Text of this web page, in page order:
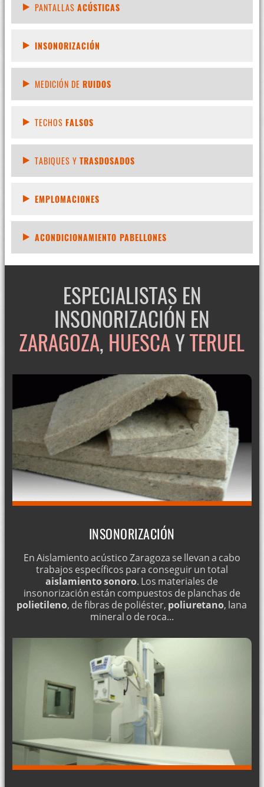
PANTALLAS ACÚSTICAS
INSONORIZACIÓN
MEDICIÓN DE RUIDOS
TECHOS FALSOS
TABIQUES Y TRASDOSADOS
EMPLOMACIONES
ACONDICIONAMIENTO PABELLONES
ESPECIALISTAS EN
INSONORIZACIÓN EN
ZARAGOZA, HUESCAYTERUEL
INSONORIZACIÓN
En Aislamiento acústico Zaragoza se llevan a cabo
trabajos específicos para conseguir un total
aislamiento sonoro. Los materiales de
insonorización están compuestos de planchas de
polietileno, de fibras de poliéster, poliuretano, lana
mineral o de roca...